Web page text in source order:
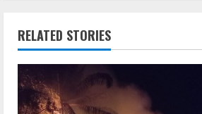
RELATED STORIES